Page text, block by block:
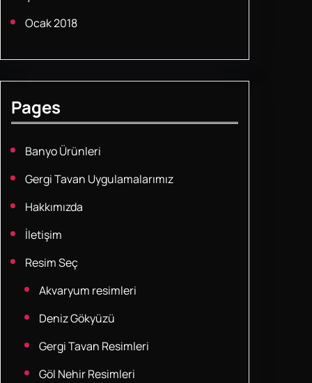
Ocak 2018
Pages
Banyo Ürünleri
Gergi Tavan Uygulamalarımız
Hakkımızda
İletişim
Resim Seç
Akvaryum resimleri
Deniz Gökyüzü
Gergi Tavan Resimleri
Göl Nehir Resimleri